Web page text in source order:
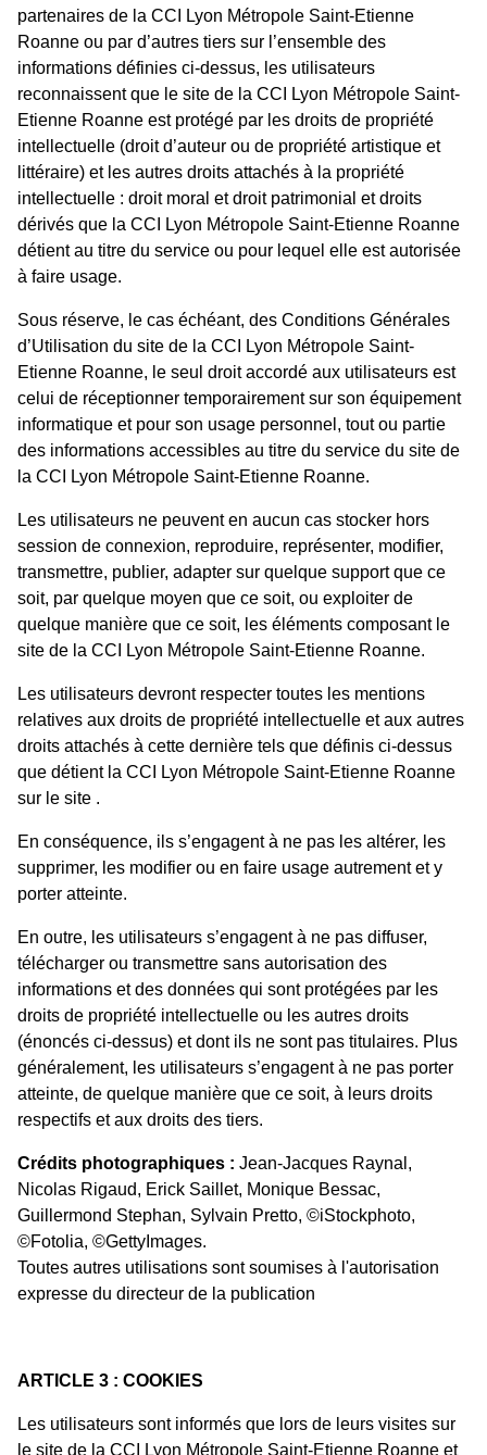
partenaires de la CCI Lyon Métropole Saint-Etienne
Roanne ou par d’autres tiers sur l’ensemble des
informations définies ci-dessus, les utilisateurs
reconnaissent que le site de la CCI Lyon Métropole Saint-
Etienne Roanne est protégé par les droits de propriété
intellectuelle (droit d’auteur ou de propriété artistique et
littéraire) et les autres droits attachés à la propriété
intellectuelle : droit moral et droit patrimonial et droits
dérivés que la CCI Lyon Métropole Saint-Etienne Roanne
détient au titre du service ou pour lequel elle est autorisée
à faire usage.
Sous réserve, le cas échéant, des Conditions Générales
d’Utilisation du site de la CCI Lyon Métropole Saint-
Etienne Roanne, le seul droit accordé aux utilisateurs est
celui de réceptionner temporairement sur son équipement
informatique et pour son usage personnel, tout ou partie
des informations accessibles au titre du service du site de
la CCI Lyon Métropole Saint-Etienne Roanne.
Les utilisateurs ne peuvent en aucun cas stocker hors
session de connexion, reproduire, représenter, modifier,
transmettre, publier, adapter sur quelque support que ce
soit, par quelque moyen que ce soit, ou exploiter de
quelque manière que ce soit, les éléments composant le
site de la CCI Lyon Métropole Saint-Etienne Roanne.
Les utilisateurs devront respecter toutes les mentions
relatives aux droits de propriété intellectuelle et aux autres
droits attachés à cette dernière tels que définis ci-dessus
que détient la CCI Lyon Métropole Saint-Etienne Roanne
sur le site .
En conséquence, ils s’engagent à ne pas les altérer, les
supprimer, les modifier ou en faire usage autrement et y
porter atteinte.
En outre, les utilisateurs s’engagent à ne pas diffuser,
télécharger ou transmettre sans autorisation des
informations et des données qui sont protégées par les
droits de propriété intellectuelle ou les autres droits
(énoncés ci-dessus) et dont ils ne sont pas titulaires. Plus
généralement, les utilisateurs s’engagent à ne pas porter
atteinte, de quelque manière que ce soit, à leurs droits
respectifs et aux droits des tiers.
Crédits photographiques : Jean-Jacques Raynal,
Nicolas Rigaud, Erick Saillet, Monique Bessac,
Guillermond Stephan, Sylvain Pretto, ©iStockphoto,
©Fotolia, ©GettyImages.
Toutes autres utilisations sont soumises à l'autorisation
expresse du directeur de la publication
ARTICLE 3 : COOKIES
Les utilisateurs sont informés que lors de leurs visites sur
le site de la CCI Lyon Métropole Saint-Etienne Roanne et